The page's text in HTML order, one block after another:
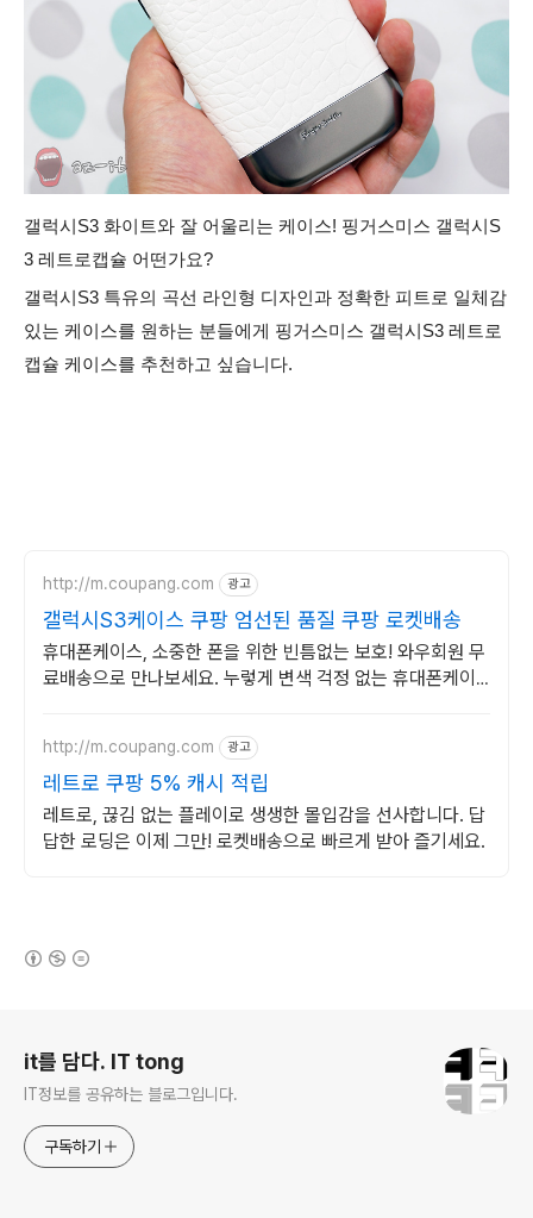
갤럭시S3 화이트와 잘 어울리는 케이스! 핑거스미스 갤럭시S
3 레트로캡슐 어떤가요?
갤럭시S3 특유의 곡선 라인형 디자인과 정확한 피트로 일체감
있는 케이스를 원하는 분들에게 핑거스미스 갤럭시S3 레트로
캡슐 케이스를 추천하고 싶습니다.
http://m.coupang.com 광고
갤럭시S3케이스 쿠팡 엄선된 품질 쿠팡 로켓배송
휴대폰케이스, 소중한 폰을 위한 빈틈없는 보호! 와우회원 무
료배송으로 만나보세요. 누렇게 변색 걱정 없는 휴대폰케이
http://m.coupang.com 광고
레트로 쿠팡 5% 캐시 적립
레트로, 끊김 없는 플레이로 생생한 몰입감을 선사합니다. 답
답한 로딩은 이제 그만! 로켓배송으로 빠르게 받아 즐기세요.
it를 담다. IT tong
IT정보를 공유하는 블로그입니다.
구독하기